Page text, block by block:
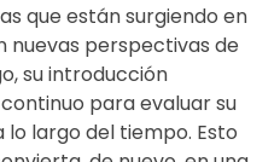
que están surgiendo en
nuevas perspectivas de
su introducción
para evaluar su
largo del tiempo. Esto